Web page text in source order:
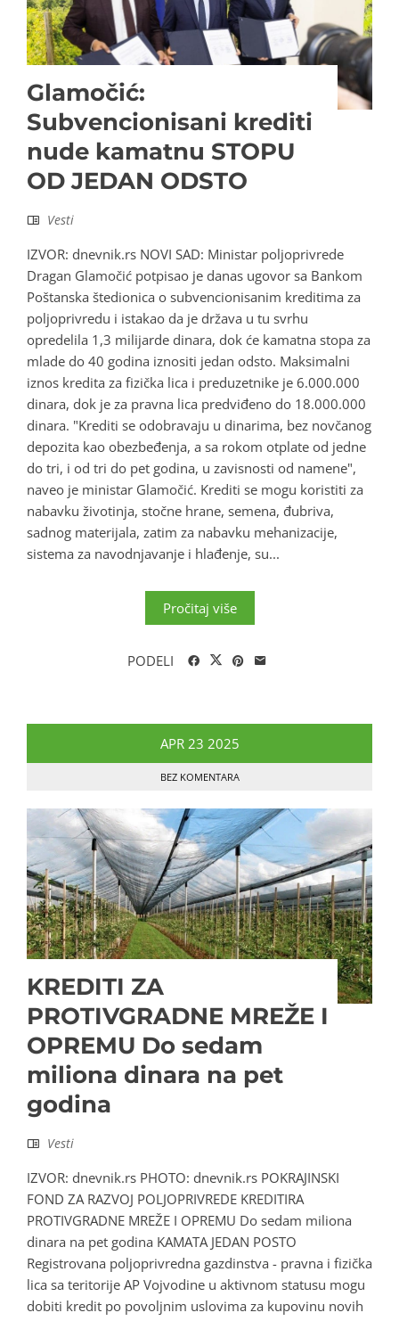
Glamočić:
Subvencionisani krediti
nude kamatnu STOPU
OD JEDAN ODSTO
Vesti
IZVOR: dnevnik.rs NOVI SAD: Ministar poljoprivrede
Dragan Glamočić potpisao je danas ugovor sa Bankom
Poštanska štedionica o subvencionisanim kreditima za
poljoprivredu i istakao da je država u tu svrhu
opredelila 1,3 milijarde dinara, dok će kamatna stopa za
mlade do 40 godina iznositi jedan odsto. Maksimalni
iznos kredita za fizička lica i preduzetnike je 6.000.000
dinara, dok je za pravna lica predviđeno do 18.000.000
dinara. "Krediti se odobravaju u dinarima, bez novčanog
depozita kao obezbeđenja, a sa rokom otplate od jedne
do tri, i od tri do pet godina, u zavisnosti od namene",
naveo je ministar Glamočić. Krediti se mogu koristiti za
nabavku životinja, stočne hrane, semena, đubriva,
sadnog materijala, zatim za nabavku mehanizacije,
sistema za navodnjavanje i hlađenje, su...
Pročitaj više
PODELI
APR 23 2025
BEZ KOMENTARA
KREDITI ZA
PROTIVGRADNE MREŽE I
OPREMU Do sedam
miliona dinara na pet
godina
Vesti
IZVOR: dnevnik.rs PHOTO: dnevnik.rs POKRAJINSKI
FOND ZA RAZVOJ POLJOPRIVREDE KREDITIRA
PROTIVGRADNE MREŽE I OPREMU Do sedam miliona
dinara na pet godina KAMATA JEDAN POSTO
Registrovana poljoprivredna gazdinstva - pravna i fizička
lica sa teritorije AP Vojvodine u aktivnom statusu mogu
dobiti kredit po povoljnim uslovima za kupovinu novih